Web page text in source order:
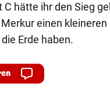
hätte ihr den Sieg
einen kleineren
Erde haben.